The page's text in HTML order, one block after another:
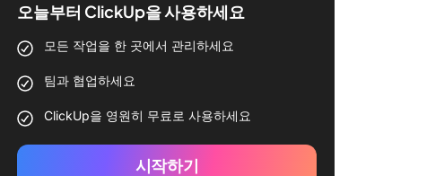
오늘부터 ClickUp을 사용하세요
모든 작업을 한 곳에서 관리하세요
팀과 협업하세요
ClickUp을 영원히 무료로 사용하세요
시작하기